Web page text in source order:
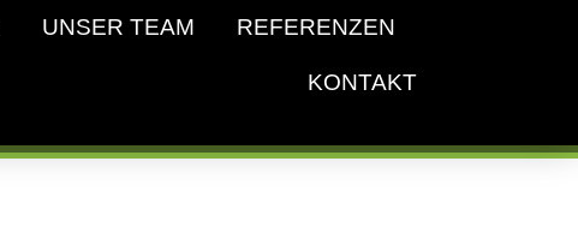
UNSER TEAM REFERENZEN
KONTAKT